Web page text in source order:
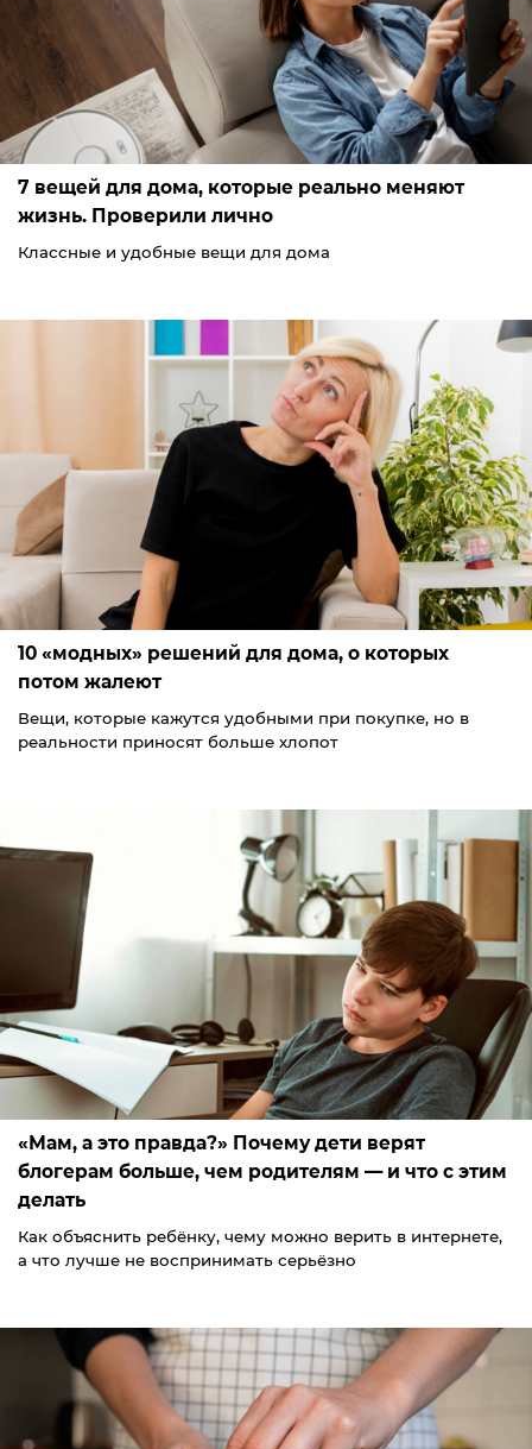
7 вещей для дома, которые реально меняют
жизнь. Проверили лично
Классные и удобные вещи для дома
10 «модных» решений для дома, о которых
потом жалеют
Вещи, которые кажутся удобными при покупке, но в
реальности приносят больше хлопот
«Мам, а это правда?» Почему дети верят
блогерам больше, чем родителям — и что с этим
делать
Как объяснить ребёнку, чему можно верить в интернете,
а что лучше не воспринимать серьёзно